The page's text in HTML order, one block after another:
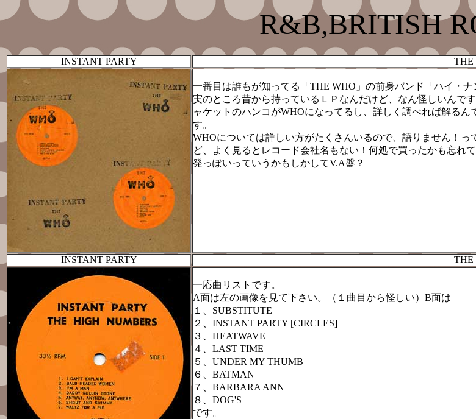
R&B,BRITISH
INSTANT PARTY THE
一番目は誰もが知ってる「THE WHO」の前身バンド「ハイ・ナ
実のところ昔から持っているＬＰなんだけど、なん怪しいんで
ャケットのハンコがWHOになってるし、詳しく調べれば解る
す。
WHOについては詳しい方がたくさんいるので、語りません！
ど、よく見るとレコード会社名もない！何処で買ったかも忘れ
発っぽいっていうかもしかしてV.A盤？
INSTANT PARTY THE
一応曲リストです。
A面は左の画像を見て下さい。（１曲目から怪しい）B面は
１、SUBSTITUTE
２、INSTANT PARTY [CIRCLES]
３、HEATWAVE
４、LAST TIME
５、UNDER MY THUMB
６、BATMAN
７、BARBARA ANN
８、DOG'S
です。